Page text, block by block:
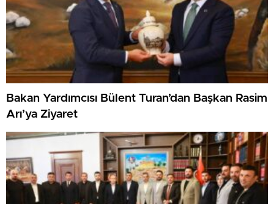
Bakan Yardımcısı Bülent Turan’dan Başkan Rasim
Arı’ya Ziyaret